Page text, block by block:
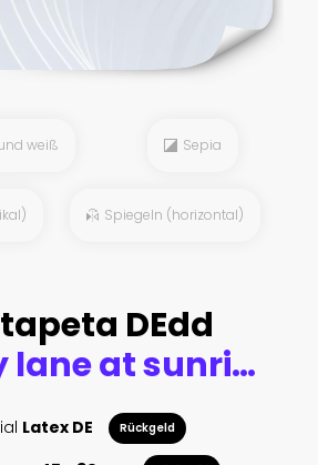
weiß Sepia
Spiegeln (horizontal)
DEdd
Country lane at sunrise, with sun shining through trees, near Pienza, Tuscany
Latex DE Rückgeld